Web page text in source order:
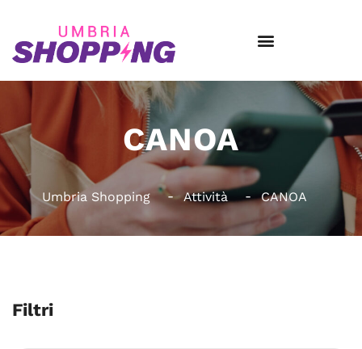
CANOA
Umbria Shopping Attività CANOA
Filtri